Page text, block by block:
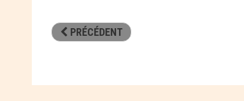
PRÉCÉDENT